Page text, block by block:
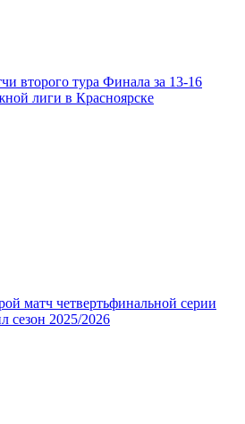
второго тура Финала за 13-16
лиги в Красноярске
матч четвертьфинальной серии
сезон 2025/2026